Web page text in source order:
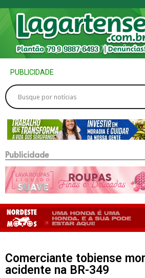
PUBLICIDADE
Publicidade
Comerciante tobiense
acidente na BR-349